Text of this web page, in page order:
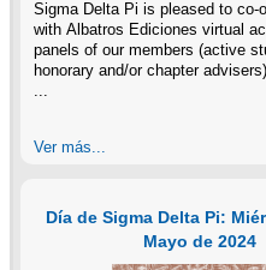
Sigma Delta Pi is pleased to co-
with Albatros Ediciones virtual
panels of our members (active
honorary and/or chapter
...
Ver más...
Día de Sigma Delta Pi:
Mayo de 2024